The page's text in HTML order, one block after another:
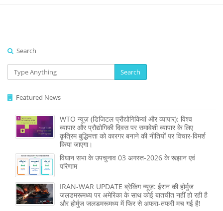
Search
Search
Featured News
WTO न्यूज़ (डिजिटल प्रौद्योगिकियां और व्यापार): विश्व
व्यापार और प्रौद्योगिकी दिवस पर समावेशी व्यापार के लिए
कृत्रिम बुद्धिमत्ता को कारगर बनाने की नीतियों पर विचार-विमर्श
किया जाएगा।
विधान सभा के उपचुनाव 03 अगस्त-2026 के रूझान एवं
परिणाम
IRAN-WAR UPDATE ब्रेकिंग न्यूज़: ईरान की होर्मुज
जलडमरूमध्य पर अमेरिका के साथ कोई बातचीत नहीं हो रही है
और होर्मुज जलडमरूमध्य में फिर से अफरा-तफरी मच गई है!